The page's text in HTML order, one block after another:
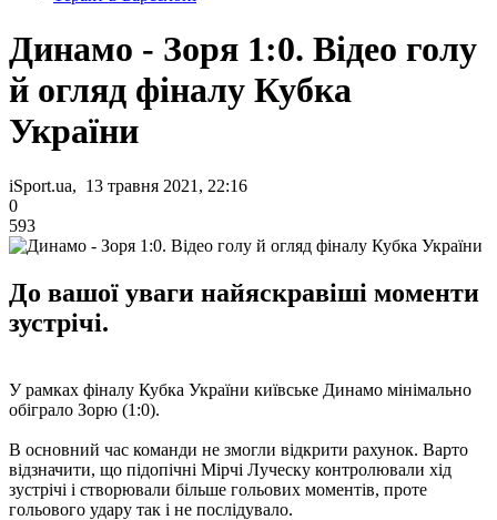
Динамо - Зоря 1:0. Відео голу
й огляд фіналу Кубка
України
iSport.ua, 13 травня 2021, 22:16
0
593
До вашої уваги найяскравіші моменти
зустрічі.
У рамках фіналу Кубка України київське Динамо мінімально
обіграло Зорю (1:0).
В основний час команди не змогли відкрити рахунок. Варто
відзначити, що підопічні Мірчі Луческу контролювали хід
зустрічі і створювали більше гольових моментів, проте
гольового удару так і не послідувало.